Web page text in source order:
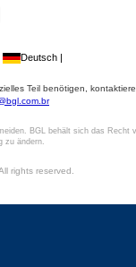
Deutsch |
Teil benötigen,
BGL behält sich das Recht
zu ändern.
rights reserved.